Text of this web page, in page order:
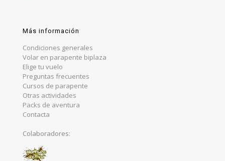
Más información
Condiciones generales
Volar en parapente biplaza
Elige tu vuelo
Preguntas frecuentes
Cursos de parapente
Otras actividades
Packs de aventura
Contacta
Colaboradores: